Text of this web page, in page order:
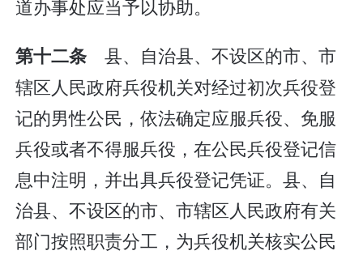
道办事处应当予以协助。
第十二条 县、自治县、不设区的市、市
辖区人民政府兵役机关对经过初次兵役登
记的男性公民，依法确定应服兵役、免服
兵役或者不得服兵役，在公民兵役登记信
息中注明，并出具兵役登记凭证。县、自
治县、不设区的市、市辖区人民政府有关
部门按照职责分工，为兵役机关核实公民